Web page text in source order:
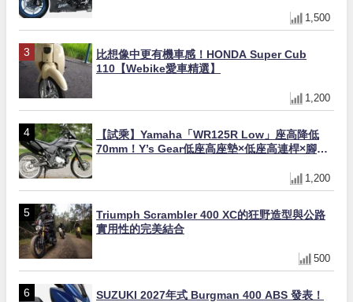
1,500
比想像中更有機車感！HONDA Super Cub
110【Webike愛車精選】
1,200
【試乘】Yamaha「WR125R Low」座高降低
70mm！Y’s Gear低座高座墊×低座高連桿×腳踏
1,200
Triumph Scrambler 400 XC的狂野造型與公路
實用性的完美結合
500
SUZUKI 2027年式 Burgman 400 ABS 發表！